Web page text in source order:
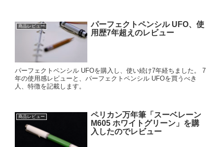
商品レビュー
パーフェクトペンシル UFO、使
用歴7年超えのレビュー
パーフェクトペンシル UFOを購入し、使い続け7年経ちました。 7
年の使用感レビューと、パーフェクトペンシル UFOを買うべき
人、特徴を記載します。
商品レビュー
ペリカン万年筆「スーベレーン
M605 ホワイトグリーン」を購
入したのでレビュー